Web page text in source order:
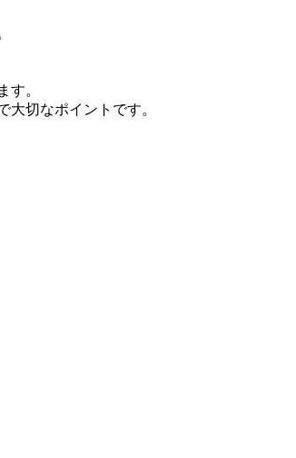
す。
切なポイントです。